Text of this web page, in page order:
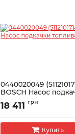
0440020049
BOSCH Насос
топлива MAN TGA
Артикул:
18 411 грн
Купить